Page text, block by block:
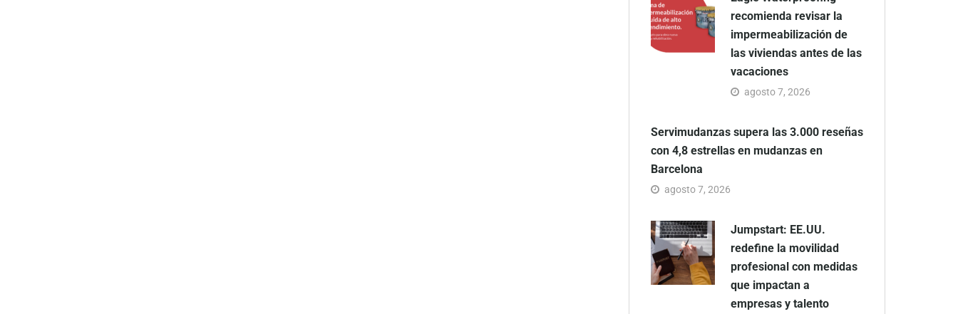
recomienda revisar la
impermeabilización de
las viviendas antes de las
vacaciones
agosto 7, 2026
Servimudanzas supera las 3.000 reseñas
con 4,8 estrellas en mudanzas en
Barcelona
agosto 7, 2026
Jumpstart: EE.UU.
redefine la movilidad
profesional con medidas
que impactan a
empresas y talento